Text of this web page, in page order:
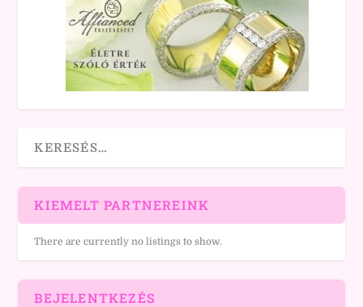
KIEMELT PARTNEREINK
There are currently no listings to show.
BEJELENTKEZÉS